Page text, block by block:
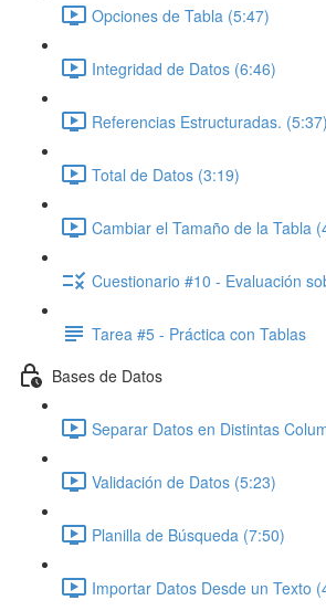
Opciones de Tabla (5:47)
Integridad de Datos (6:46)
Referencias Estructuradas. (5:37)
Total de Datos (3:19)
Cambiar el Tamaño de la Tabla
Cuestionario #10 - Evaluación
Tarea #5 - Práctica con Tablas
Bases de Datos
Separar Datos en Distintas
Validación de Datos (5:23)
Planilla de Búsqueda (7:50)
Importar Datos Desde un Texto